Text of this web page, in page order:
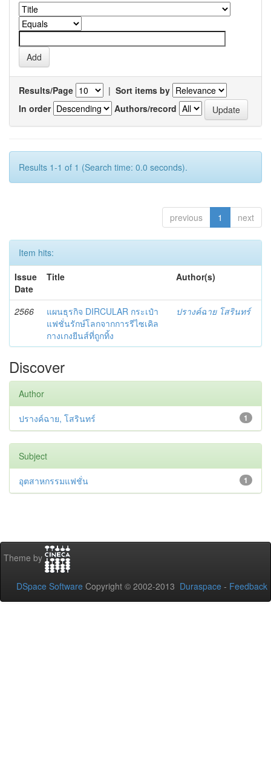
Results/Page | Sort items by
In order
Authors/record
Results 1-1 of 1 (Search time: 0.0 seconds).
previous 1 next
Item hits:
Issue
Date
Title Author(s)
2566
แผนธุรกิจ DIRCULAR กระเป๋า
แฟชั่นรักษ์โลกจากการรีไซเคิล
กางเกงยีนส์ที่ถูกทิ้ง
ปรางค์ฉาย โสรินทร์
Discover
Author
1
ปรางค์ฉาย, โสรินทร์
Subject
1
อุตสาหกรรมแฟชั่น
Theme by
DSpace Software Copyright © 2002-2013 Duraspace - Feedback